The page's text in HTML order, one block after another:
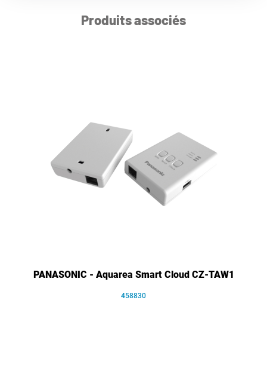
Produits associés
PANASONIC - Aquarea Smart Cloud CZ-TAW1
458830